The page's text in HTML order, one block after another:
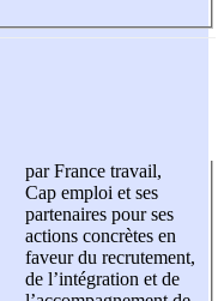
par France travail,
Cap emploi et ses
partenaires pour ses
actions concrètes en
faveur du recrutement,
de l’intégration et de